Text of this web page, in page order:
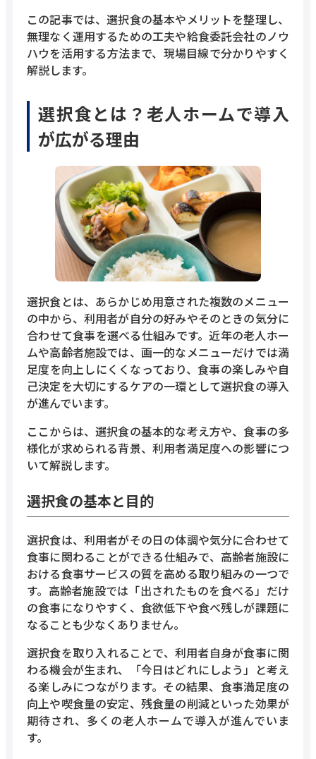
この記事では、選択食の基本やメリットを整理し、
無理なく運用するための工夫や給食委託会社のノウ
ハウを活用する方法まで、現場目線で分かりやすく
解説します。
選択食とは？老人ホームで導入
が広がる理由
選択食とは、あらかじめ用意された複数のメニュー
の中から、利用者が自分の好みやそのときの気分に
合わせて食事を選べる仕組みです。近年の老人ホー
ムや高齢者施設では、画一的なメニューだけでは満
足度を向上しにくくなっており、食事の楽しみや自
己決定を大切にするケアの一環として選択食の導入
が進んでいます。
ここからは、選択食の基本的な考え方や、食事の多
様化が求められる背景、利用者満足度への影響につ
いて解説します。
選択食の基本と目的
選択食は、利用者がその日の体調や気分に合わせて
食事に関わることができる仕組みで、高齢者施設に
おける食事サービスの質を高める取り組みの一つで
す。高齢者施設では「出されたものを食べる」だけ
の食事になりやすく、食欲低下や食べ残しが課題に
なることも少なくありません。
選択食を取り入れることで、利用者自身が食事に関
わる機会が生まれ、「今日はどれにしよう」と考え
る楽しみにつながります。その結果、食事満足度の
向上や喫食量の安定、残食量の削減といった効果が
期待され、多くの老人ホームで導入が進んでいま
す。